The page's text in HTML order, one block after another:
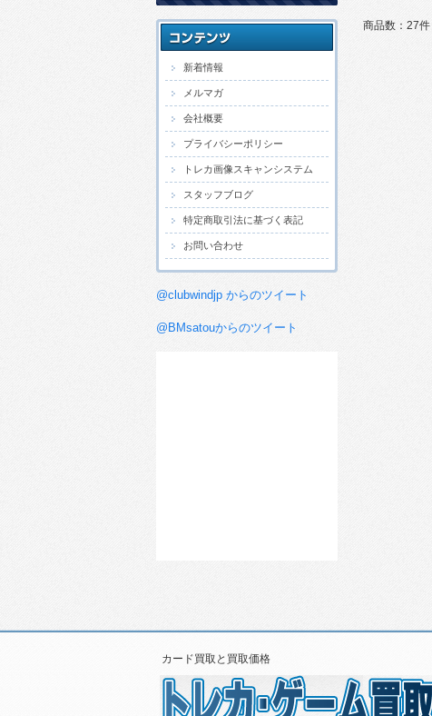
商品数：27件
新着情報
メルマガ
会社概要
プライバシーポリシー
トレカ画像スキャンシステム
スタッフブログ
特定商取引法に基づく表記
お問い合わせ
@clubwindjp からのツイート
@BMsatouからのツイート
カード買取と買取価格